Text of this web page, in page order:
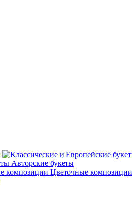
Авторские букеты
Цветочные композиции